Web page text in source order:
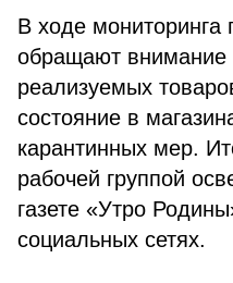
В ходе
обращают внимание
реализуемых
состояние в
карантинных мер.
рабочей группой
газете «Утро
социальных сетях.